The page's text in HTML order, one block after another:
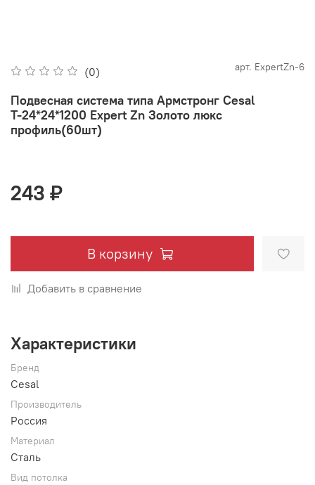
(0) арт. ExpertZn-6
Подвесная система типа Армстронг Cesal
Т-24*24*1200 Expert Zn Золото люкс
профиль(60шт)
243 ₽
В корзину
Добавить в сравнение
Характеристики
Бренд
Cesal
Производитель
Россия
Материал
Сталь
Вид потолка